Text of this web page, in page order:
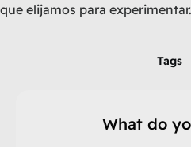
que elijamos para experimentar.
Tags
What do